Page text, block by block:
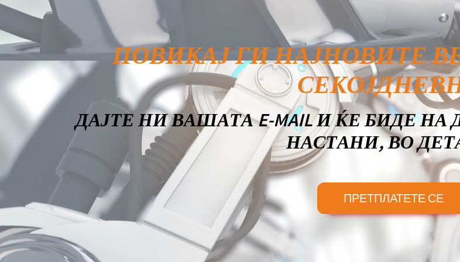
ПОВИКАЈ ГИ НАЈНОВИТЕ
ДАЈТЕ НИ ВАШАТА E-MAIL И ЌЕ БИДЕ
НАСТАНИ, ВО
ПРЕТПЛАТЕТЕ СЕ